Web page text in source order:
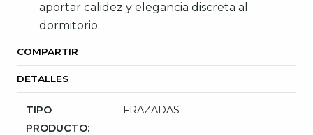
aportar calidez y elegancia discreta al
dormitorio.
COMPARTIR
DETALLES
TIPO
PRODUCTO:
FRAZADAS